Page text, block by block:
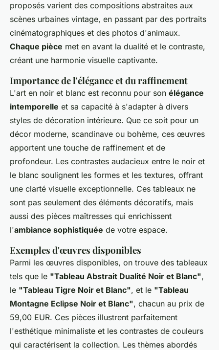
proposés varient des compositions abstraites aux
scènes urbaines vintage, en passant par des portraits
cinématographiques et des photos d'animaux.
Chaque pièce met en avant la dualité et le contraste,
créant une harmonie visuelle captivante.
Importance de l'élégance et du raffinement
L'art en noir et blanc est reconnu pour son élégance
intemporelle et sa capacité à s'adapter à divers
styles de décoration intérieure. Que ce soit pour un
décor moderne, scandinave ou bohème, ces œuvres
apportent une touche de raffinement et de
profondeur. Les contrastes audacieux entre le noir et
le blanc soulignent les formes et les textures, offrant
une clarté visuelle exceptionnelle. Ces tableaux ne
sont pas seulement des éléments décoratifs, mais
aussi des pièces maîtresses qui enrichissent
l'ambiance sophistiquée de votre espace.
Exemples d'œuvres disponibles
Parmi les œuvres disponibles, on trouve des tableaux
tels que le "Tableau Abstrait Dualité Noir et Blanc",
le "Tableau Tigre Noir et Blanc", et le "Tableau
Montagne Eclipse Noir et Blanc", chacun au prix de
59,00 EUR. Ces pièces illustrent parfaitement
l'esthétique minimaliste et les contrastes de couleurs
qui caractérisent la collection. Les thèmes abordés